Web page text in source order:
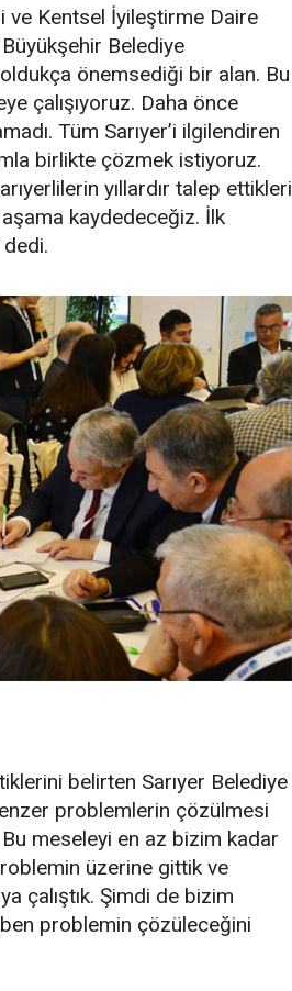
ve Kentsel İyileştirme Daire
Belediye
önemsediği bir alan. Bu
çalışıyoruz. Daha önce
Tüm Sarıyer’i ilgilendiren
birlikte çözmek istiyoruz.
yıllardır talep ettikleri
kaydedeceğiz. İlk
belirten Sarıyer Belediye
problemlerin çözülmesi
meseleyi en az bizim kadar
üzerine gittik ve
çalıştık. Şimdi de bizim
ben problemin çözüleceğini